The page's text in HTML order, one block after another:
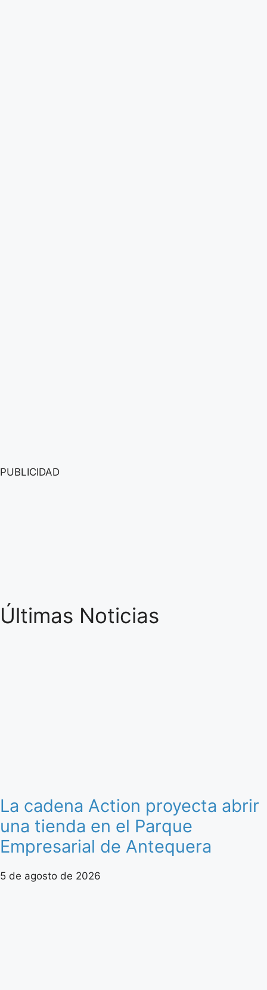
PUBLICIDAD
Últimas Noticias
La cadena Action proyecta abrir
una tienda en el Parque
Empresarial de Antequera
5 de agosto de 2026